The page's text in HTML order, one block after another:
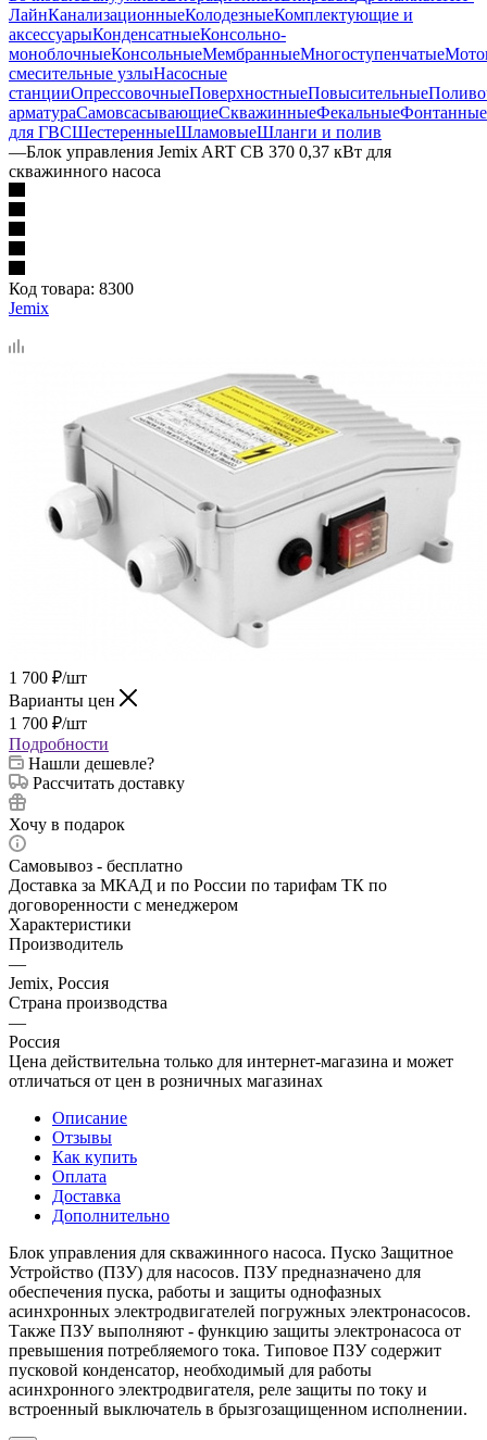
ЛайнКанализационныеКолодезныеКомплектующие и
аксессуарыКонденсатныеКонсольно-
моноблочныеКонсольныеМембранныеМногоступенчатые
смесительные узлыНасосные
станцииОпрессовочныеПоверхностныеПовысительные
арматураСамовсасывающиеСкважинныеФекальныеФонтанные
для ГВСШестеренныеШламовыеШланги и полив
—Блок управления Jemix ART CB 370 0,37 кВт для
скважинного насоса
Код товара: 8300
Jemix
1 700 ₽/шт
Варианты цен
1 700 ₽/шт
Подробности
Нашли дешевле?
Рассчитать доставку
Хочу в подарок
Самовывоз - бесплатно
Доставка за МКАД и по России по тарифам ТК по
договоренности с менеджером
Характеристики
Производитель
—
Jemix, Россия
Страна производства
—
Россия
Цена действительна только для интернет-магазина и может
отличаться от цен в розничных магазинах
Описание
Отзывы
Как купить
Оплата
Доставка
Дополнительно
Блок управления для скважинного насоса. Пуско Защитное
Устройство (ПЗУ) для насосов. ПЗУ предназначено для
обеспечения пуска, работы и защиты однофазных
асинхронных электродвигателей погружных электронасосов.
Также ПЗУ выполняют - функцию защиты электронасоса от
превышения потребляемого тока. Типовое ПЗУ содержит
пусковой конденсатор, необходимый для работы
асинхронного электродвигателя, реле защиты по току и
встроенный выключатель в брызгозащищенном исполнении.